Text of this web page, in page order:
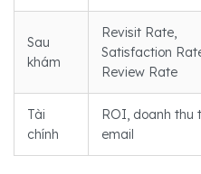
Sau
khám
Revisit Rate,
Satisfaction
Review Rate
Tài
chính
ROI, doanh thu
email